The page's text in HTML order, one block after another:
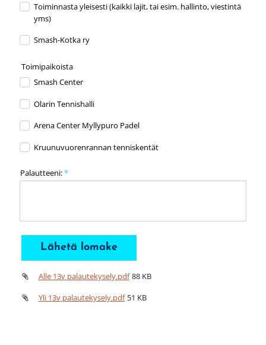
Toiminnasta yleisesti (kaikki lajit, tai esim. hallinto, viestintä
yms)
Smash-Kotka ry
Toimipaikoista
Smash Center
Olarin Tennishalli
Arena Center Myllypuro Padel
Kruunuvuorenrannan tenniskentät
Palautteeni:*
Lähetä lomake
Alle 13v palautekysely.pdf 88 KB
Yli 13v palautekysely.pdf 51 KB